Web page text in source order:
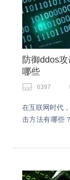
防御ddos
哪些
6397
在互联网时代
击方法有哪些